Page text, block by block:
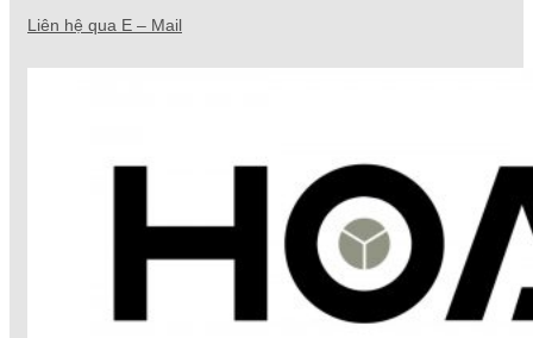
Liên hệ qua E – Mail